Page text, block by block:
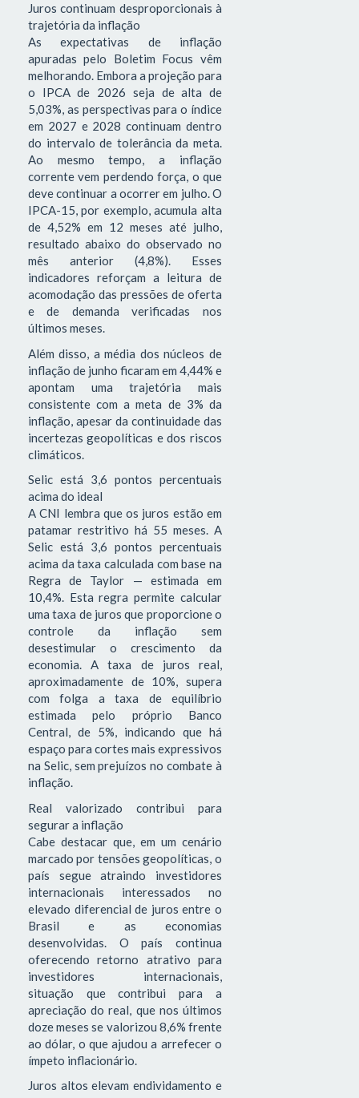
Juros continuam desproporcionais à
trajetória da inflação
As expectativas de inflação
apuradas pelo Boletim Focus vêm
melhorando. Embora a projeção para
o IPCA de 2026 seja de alta de
5,03%, as perspectivas para o índice
em 2027 e 2028 continuam dentro
do intervalo de tolerância da meta.
Ao mesmo tempo, a inflação
corrente vem perdendo força, o que
deve continuar a ocorrer em julho. O
IPCA-15, por exemplo, acumula alta
de 4,52% em 12 meses até julho,
resultado abaixo do observado no
mês anterior (4,8%). Esses
indicadores reforçam a leitura de
acomodação das pressões de oferta
e de demanda verificadas nos
últimos meses.
Além disso, a média dos núcleos de
inflação de junho ficaram em 4,44% e
apontam uma trajetória mais
consistente com a meta de 3% da
inflação, apesar da continuidade das
incertezas geopolíticas e dos riscos
climáticos.
Selic está 3,6 pontos percentuais
acima do ideal
A CNI lembra que os juros estão em
patamar restritivo há 55 meses. A
Selic está 3,6 pontos percentuais
acima da taxa calculada com base na
Regra de Taylor — estimada em
10,4%. Esta regra permite calcular
uma taxa de juros que proporcione o
controle da inflação sem
desestimular o crescimento da
economia. A taxa de juros real,
aproximadamente de 10%, supera
com folga a taxa de equilíbrio
estimada pelo próprio Banco
Central, de 5%, indicando que há
espaço para cortes mais expressivos
na Selic, sem prejuízos no combate à
inflação.
Real valorizado contribui para
segurar a inflação
Cabe destacar que, em um cenário
marcado por tensões geopolíticas, o
país segue atraindo investidores
internacionais interessados no
elevado diferencial de juros entre o
Brasil e as economias
desenvolvidas. O país continua
oferecendo retorno atrativo para
investidores internacionais,
situação que contribui para a
apreciação do real, que nos últimos
doze meses se valorizou 8,6% frente
ao dólar, o que ajudou a arrefecer o
ímpeto inflacionário.
Juros altos elevam endividamento e